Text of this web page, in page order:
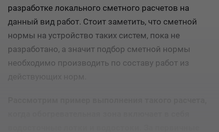
разработке локального сметного расчетов на
данный вид работ. Стоит заметить, что сметной
нормы на устройство таких систем, пока не
разработано, а значит подбор сметной нормы
необходимо производить по составу работ из